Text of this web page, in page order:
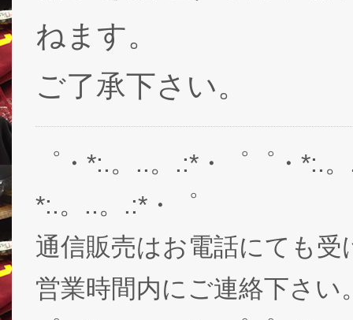
ねます。
ご了承下さい。
゜・*:.。..。.:*・゜゜・*:.
*:.。..。.:*・゜
通信販売はお電話にても
営業時間内にご連絡下さい